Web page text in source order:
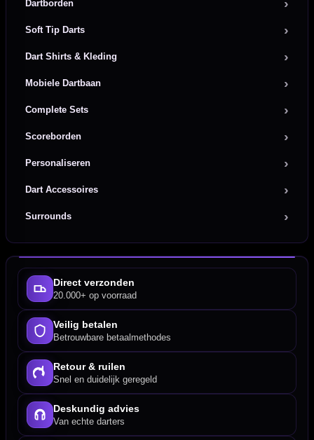
Dartborden
Soft Tip Darts
Dart Shirts & Kleding
Mobiele Dartbaan
Complete Sets
Scoreborden
Personaliseren
Dart Accessoires
Surrounds
Direct verzonden
20.000+ op voorraad
Veilig betalen
Betrouwbare betaalmethodes
Retour & ruilen
Snel en duidelijk geregeld
Deskundig advies
Van echte darters